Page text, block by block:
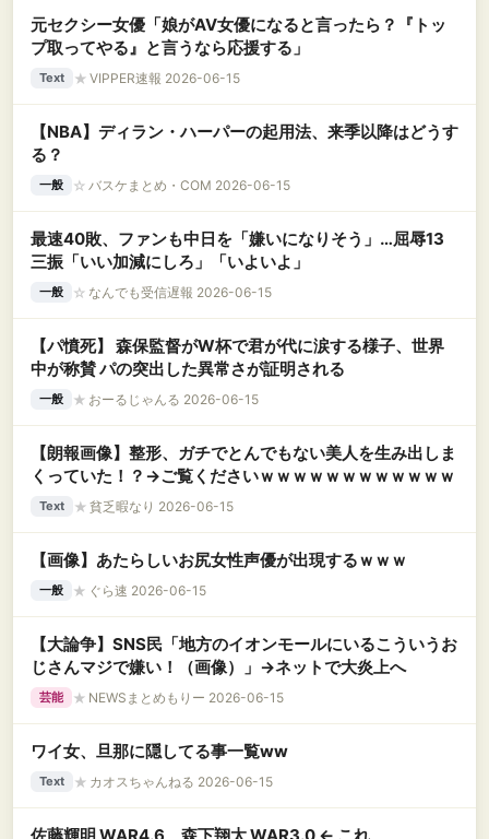
元セクシー女優「娘がAV女優になると言ったら？『トッ
プ取ってやる』と言うなら応援する」
Text ★ VIPPER速報 2026-06-15
【NBA】ディラン・ハーパーの起用法、来季以降はどうす
る？
一般 ☆ バスケまとめ・COM 2026-06-15
最速40敗、ファンも中日を「嫌いになりそう」…屈辱13
三振「いい加減にしろ」「いよいよ」
一般 ☆ なんでも受信遅報 2026-06-15
【パ憤死】 森保監督がW杯で君が代に涙する様子、世界
中が称賛 パの突出した異常さが証明される
一般 ★ おーるじゃんる 2026-06-15
【朗報画像】整形、ガチでとんでもない美人を生み出しま
くっていた！？→ご覧くださいｗｗｗｗｗｗｗｗｗｗｗｗ
Text ★ 貧乏暇なり 2026-06-15
【画像】あたらしいお尻女性声優が出現するｗｗｗ
一般 ★ ぐら速 2026-06-15
【大論争】SNS民「地方のイオンモールにいるこういうお
じさんマジで嫌い！（画像）」→ネットで大炎上へ
芸能 ★ NEWSまとめもりー 2026-06-15
ワイ女、旦那に隠してる事一覧ww
Text ★ カオスちゃんねる 2026-06-15